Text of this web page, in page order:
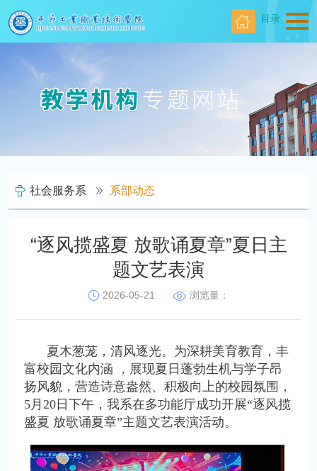
目录
社会服务系 系部动态
“逐风揽盛夏 放歌诵夏章”夏日主
题文艺表演
2026-05-21 浏览量：
夏木葱茏，清风逐光。为深耕美育教育，丰
富校园文化内涵 ，展现夏日蓬勃生机与学子昂
扬风貌，营造诗意盎然、积极向上的校园氛围，
5月20日下午，我系在多功能厅成功开展“逐风揽
盛夏 放歌诵夏章”主题文艺表演活动。